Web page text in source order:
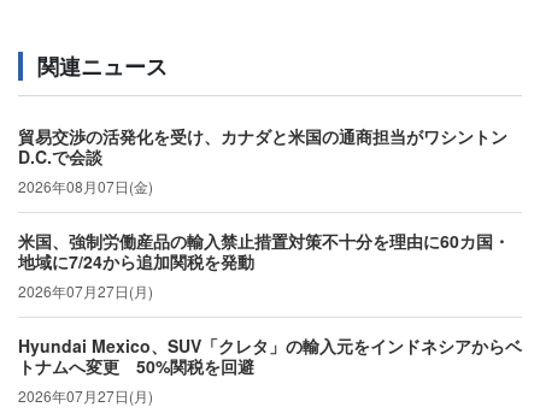
関連ニュース
貿易交渉の活発化を受け、カナダと米国の通商担当がワシントン
D.C.で会談
2026年08月07日(金)
米国、強制労働産品の輸入禁止措置対策不十分を理由に60カ国・
地域に7/24から追加関税を発動
2026年07月27日(月)
Hyundai Mexico、SUV「クレタ」の輸入元をインドネシアからベ
トナムへ変更 50%関税を回避
2026年07月27日(月)